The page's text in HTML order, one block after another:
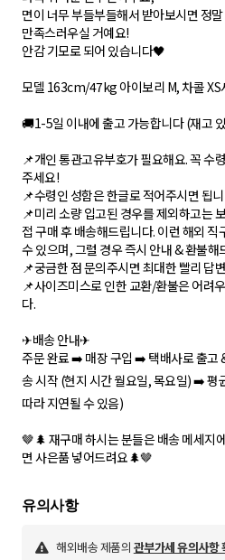
면이 너무 부들부들해서 받아보시면 정말
만족스러우실 거예요!
안감 기모로 되어 있습니다🖤
모델 163cm/47kg 아이보리 M, 차콜 XS
🚚1-5일 이내에 출고 가능합니다 (재고
📌개인 통관고유부호가 필요해요. 꼭 수
주세요!
📌수령인 성함은 한글로 적어주시면 됩
📌미리 소량 입고된 경우를 제외하고는
접 구매 후 배송해드립니다. 이런 해외 직
수 있으며, 그럴 경우 즉시 안내 & 환불해
📌궁금한 점 문의주시면 최대한 빨리 답
📌사이즈미스로 인한 교환/환불은 어려
다.
✈배송 안내✈
주문 완료 ➡️ 매장 구입 ➡️ 택배사로 출고
송 시작 (현지 시간 월요일, 목요일) ➡️ 평
따라 지연될 수 있음)
🤎🌲 재구매 하시는 분들은 배송 메세지
면 사은품 넣어드려요🌲🤎
유의사항
해외배송 제품의 관부가세 유의사항